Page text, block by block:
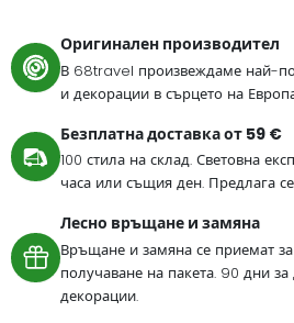
Оригинален производител
В 68travel произвеждаме най-
и декорации в сърцето на
Безплатна доставка от 59 €
100 стила на склад. Световна
часа или същия ден. Предлага
Лесно връщане и замяна
Връщане и замяна се приемат
получаване на пакета. 90 дни
декорации.